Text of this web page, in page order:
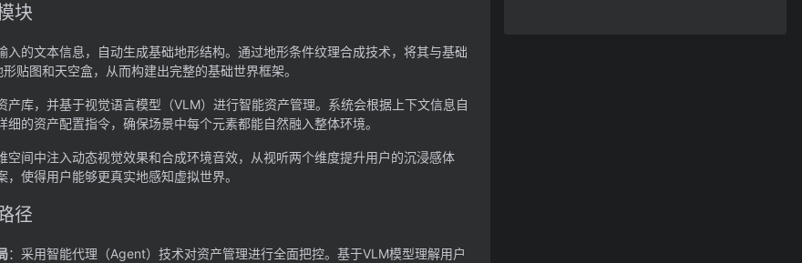
块
入的文本信息，自动生成基础地形结构。通过地形条件纹理合成技术，将其与基础
贴图和天空盒，从而构建出完整的基础世界框架。
产库，并基于视觉语言模型（VLM）进行智能资产管理。系统会根据上下文信息自
的资产配置指令，确保场景中每个元素都能自然融入整体环境。
空间中注入动态视觉效果和合成环境音效，从视听两个维度提升用户的沉浸感体
使得用户能够更真实地感知虚拟世界。
径
：采用智能代理（Agent）技术对资产管理进行全面把控。基于VLM模型理解用户